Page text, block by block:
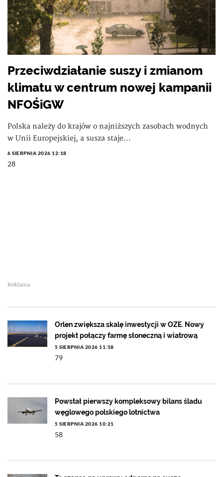
Przeciwdziałanie suszy i zmianom
klimatu w centrum nowej kampanii
NFOŚiGW
Polska należy do krajów o najniższych zasobach wodnych
w Unii Europejskiej, a susza staje...
6 SIERPNIA 2026 12:18
28
Reklama
Orlen zwiększa skalę inwestycji w OZE. Nowy
projekt połączy farmę słoneczną i wiatrową
5 SIERPNIA 2026 11:58
79
Powstał pierwszy kompleksowy bilans śladu
węglowego polskiego lotnictwa
5 SIERPNIA 2026 10:21
58